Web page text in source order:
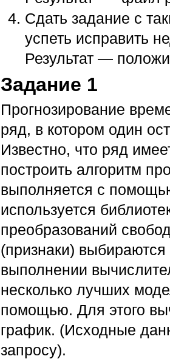
Сдать задание с
успеть исправить
Результат —
Задание 1
Прогнозирование
ряд, в котором один
Известно, что ряд
построить алгоритм
выполняется с
используется
преобразований
(признаки)
выполнении
несколько лучших
помощью. Для этого
график. (Исходные
запросу).